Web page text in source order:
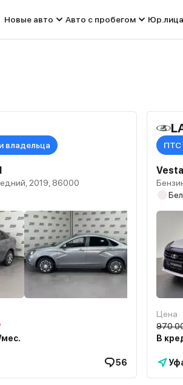
Новые авто Авто с пробегом
владельца
2019, 86000
мес.
56
ПТС
Цена
970
В